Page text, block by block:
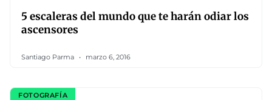
5 escaleras del mundo que te harán odiar los
ascensores
Santiago Parma marzo 6, 2016
FOTOGRAFÍA